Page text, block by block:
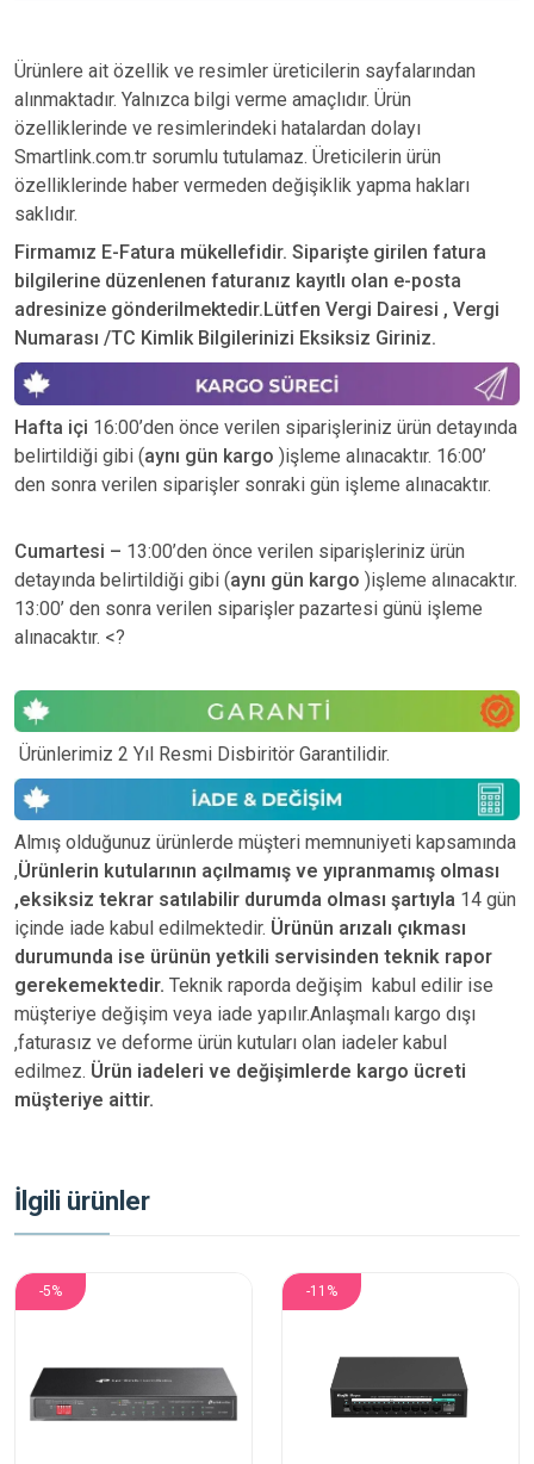
Ürünlere ait özellik ve resimler üreticilerin sayfalarından
alınmaktadır. Yalnızca bilgi verme amaçlıdır. Ürün
özelliklerinde ve resimlerindeki hatalardan dolayı
Smartlink.com.tr sorumlu tutulamaz. Üreticilerin ürün
özelliklerinde haber vermeden değişiklik yapma hakları
saklıdır.
Firmamız E-Fatura mükellefidir. Siparişte girilen fatura
bilgilerine düzenlenen faturanız kayıtlı olan e-posta
adresinize gönderilmektedir.Lütfen Vergi Dairesi , Vergi
Numarası /TC Kimlik Bilgilerinizi Eksiksiz Giriniz.
Hafta içi 16:00’den önce verilen siparişleriniz ürün detayında
belirtildiği gibi (aynı gün kargo )işleme alınacaktır. 16:00’
den sonra verilen siparişler sonraki gün işleme alınacaktır.
Cumartesi – 13:00’den önce verilen siparişleriniz ürün
detayında belirtildiği gibi (aynı gün kargo )işleme alınacaktır.
13:00’ den sonra verilen siparişler pazartesi günü işleme
alınacaktır. <?
Ürünlerimiz 2 Yıl Resmi Disbiritör Garantilidir.
Almış olduğunuz ürünlerde müşteri memnuniyeti kapsamında
,Ürünlerin kutularının açılmamış ve yıpranmamış olması
,eksiksiz tekrar satılabilir durumda olması şartıyla 14 gün
içinde iade kabul edilmektedir. Ürünün arızalı çıkması
durumunda ise ürünün yetkili servisinden teknik rapor
gerekemektedir. Teknik raporda değişim kabul edilir ise
müşteriye değişim veya iade yapılır.Anlaşmalı kargo dışı
,faturasız ve deforme ürün kutuları olan iadeler kabul
edilmez. Ürün iadeleri ve değişimlerde kargo ücreti
müşteriye aittir.
İlgili ürünler
-5% -11%